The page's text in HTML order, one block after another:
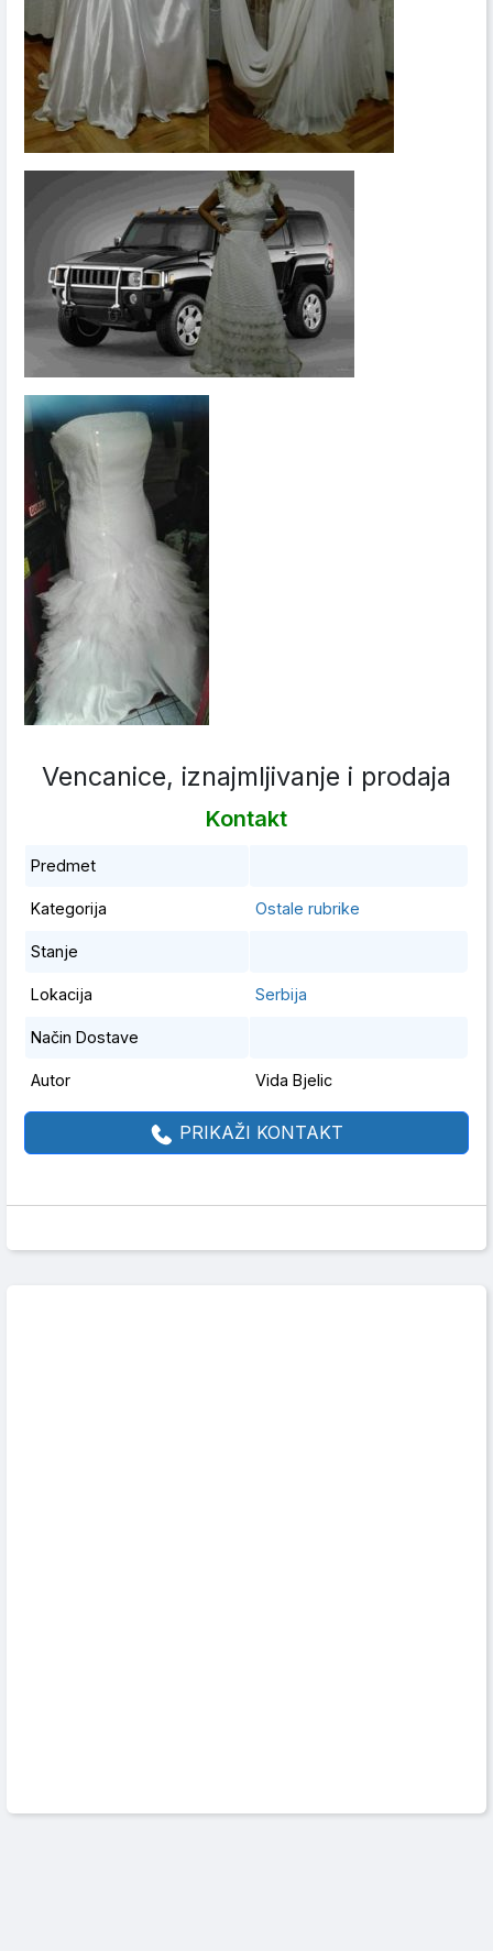
Vencanice, iznajmljivanje i prodaja
Kontakt
Predmet
Kategorija Ostale rubrike
Stanje
Lokacija Serbija
Način Dostave
Autor Vida Bjelic
PRIKAŽI KONTAKT